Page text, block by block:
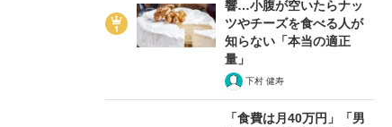
響…小腹が空いたらナッ
ツやチーズを食べる人が
知らない「本当の適正
量」
下村 健寿
「食費は月40万円」「男